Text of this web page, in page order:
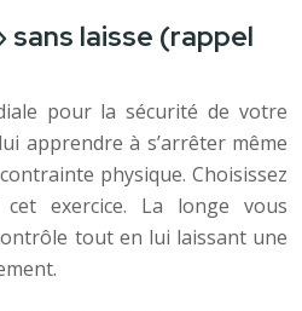
sans laisse (rappel
pour la sécurité de votre
apprendre à s’arrêter même
physique. Choisissez
exercice. La longe vous
tout en lui laissant une